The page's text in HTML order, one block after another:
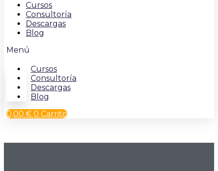
Cursos
Consultoría
Descargas
Blog
Menú
Cursos
Consultoría
Descargas
Blog
0,00 € 0 Carrito